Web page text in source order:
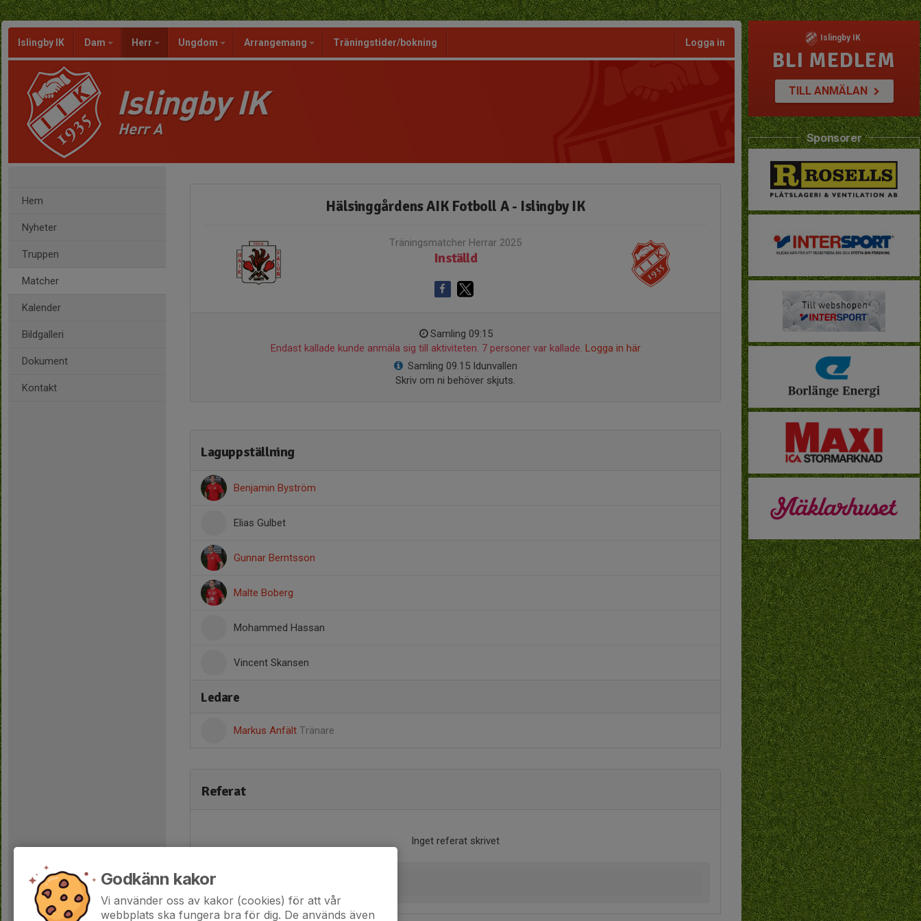
Islingby IK Dam Herr Ungdom Arrangemang Träningstider/bokning Logga in
Islingby IK
Herr A
Hem
Nyheter
Truppen
Matcher
Kalender
Bildgalleri
Dokument
Kontakt
Hälsinggårdens AIK Fotboll A - Islingby IK
Träningsmatcher Herrar 2025
Inställd
Samling 09:15
Endast kallade kunde anmäla sig till aktiviteten. 7 personer var kallade. Logga in här
Samling 09.15 Idunvallen
Skriv om ni behöver skjuts.
Laguppställning
Benjamin Byström
Elias Gulbet
Gunnar Berntsson
Malte Boberg
Mohammed Hassan
Vincent Skansen
Ledare
Markus Anfält Tränare
Referat
Inget referat skrivet
Islingby IK
BLI MEDLEM
TILL ANMÄLAN
Sponsorer
Godkänn kakor
Vi använder oss av kakor (cookies) för att vår
webbplats ska fungera bra för dig. De används även